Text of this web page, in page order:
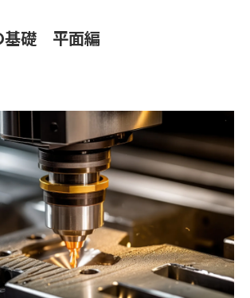
基礎 平面編